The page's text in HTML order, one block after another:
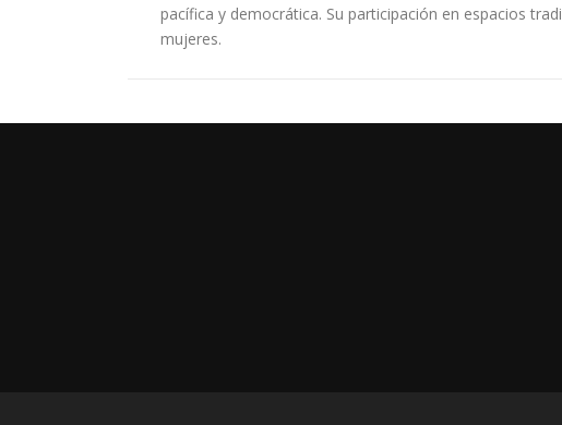
pacífica y democrática. Su participación en espacios
mujeres.